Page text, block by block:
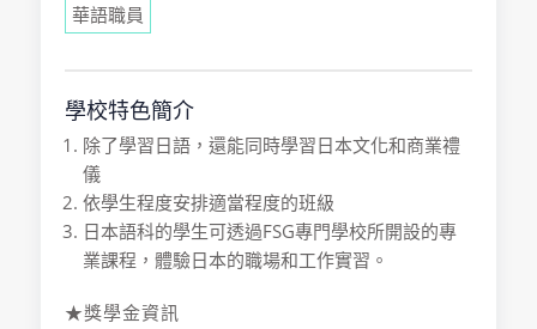
華語職員
學校特色簡介
除了學習日語，還能同時學習日本文化和商業禮
儀
依學生程度安排適當程度的班級
日本語科的學生可透過FSG專門學校所開設的專
業課程，體驗日本的職場和工作實習。
★獎學金資訊